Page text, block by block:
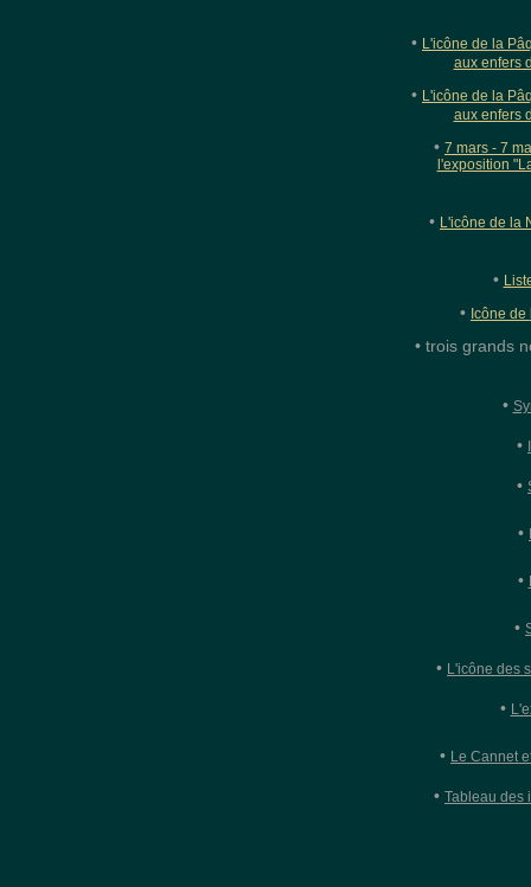
• L'icône de la
aux enfers
• L'icône de la
aux enfers
• 7 mars - 7
l'exposition
• L'icône de la
•
• Icône de
• trois grands
•
•
•
•
•
•
• L'icône des
•
• Le Cannet
• Tableau des